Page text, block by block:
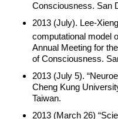
Consciousness. San
2013 (July). Lee-
computational model
Annual Meeting for
of Consciousness.
2013 (July 5).
Cheng Kung
Taiwan.
2013 (March 26)